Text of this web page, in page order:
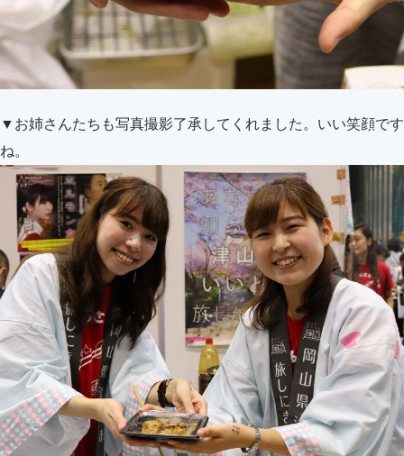
▼お姉さんたちも写真撮影了承してくれました。いい笑顔です
ね。